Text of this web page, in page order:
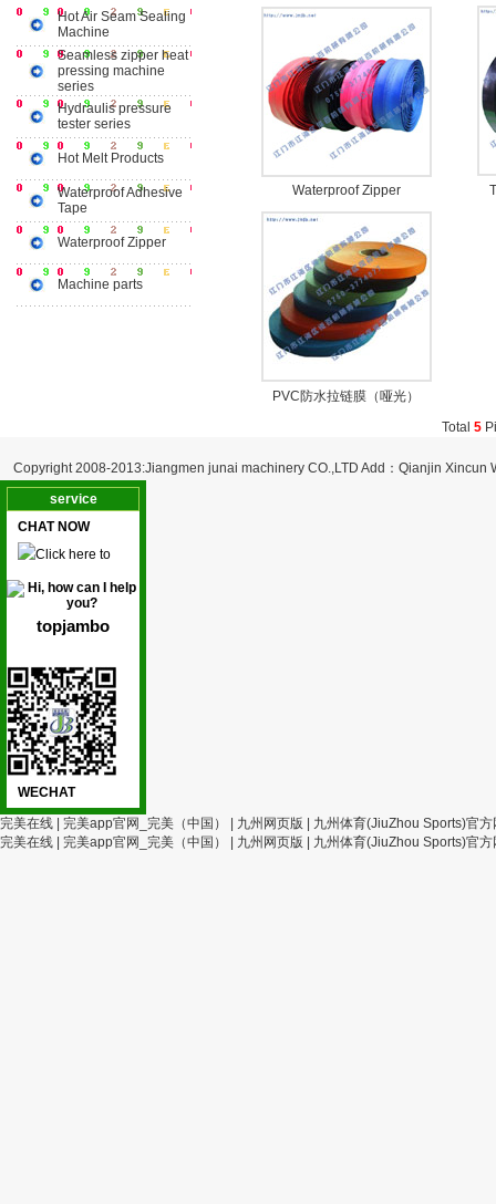
Hot Air Seam Sealing
Machine
Seamless zipper heat
pressing machine
series
Hydraulis pressure
tester series
Hot Melt Products
Waterproof Adhesive
Tape
Waterproof Zipper
Machine parts
Waterproof Zipper
PVC防水拉链膜（哑光）
Total 5
Copyright 2008-2013:Jiangmen junai machinery CO.,LTD Add：Qianjin
service
CHAT NOW
topjambo
WECHAT
完美在线
完美app官网_完美（中国） 九州网页版
九州体育(JiuZhou Sports)官方
完美在线
完美app官网_完美（中国） 九州网页版 九州体育(JiuZhou Sports)官方